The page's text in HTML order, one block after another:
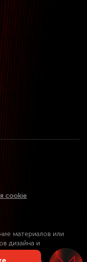
материалов или
дизайна и
cookie